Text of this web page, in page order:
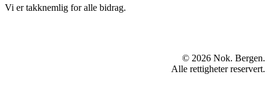
Vi er takknemlig for alle bidrag.
© 2026 Nok. Bergen.
Alle rettigheter reservert.